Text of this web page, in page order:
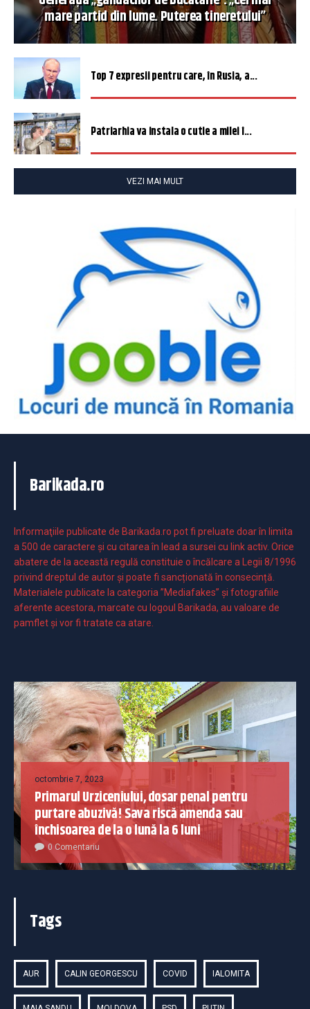
mare partid din lume. Puterea tineretului”
Top 7 expresii pentru care, în Rusia, a...
Patriarhia va instala o cutie a milei î...
VEZI MAI MULT
Barikada.ro
Informaţiile publicate de Barikada.ro pot fi preluate doar în limita
a 500 de caractere şi cu citarea în lead a sursei cu link activ. Orice
abatere de la această regulă constituie o încălcare a Legii 8/1996
privind dreptul de autor și poate fi sancționată în consecință.
Materialele publicate la categoria ”Mediafakes” și fotografiile
aferente acestora, marcate cu logoul Barikada, au valoare de
pamflet și vor fi tratate ca atare.
octombrie 7, 2023
Primarul Urziceniului, dosar penal pentru
purtare abuzivă! Sava riscă amenda sau
închisoarea de la o lună la 6 luni
0 Comentariu
Tags
AUR CALIN GEORGESCU COVID IALOMITA